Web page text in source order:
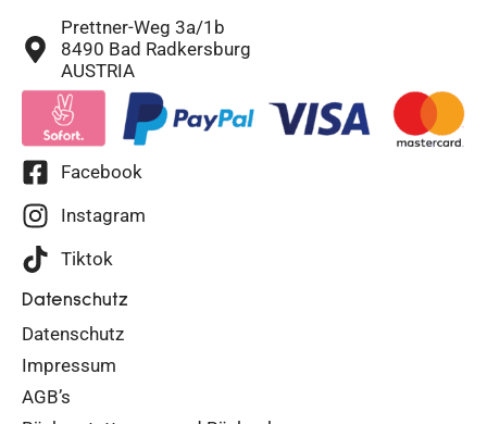
Prettner-Weg 3a/1b
8490 Bad Radkersburg
AUSTRIA
Facebook
Instagram
Tiktok
Datenschutz
Datenschutz
Impressum
AGB’s